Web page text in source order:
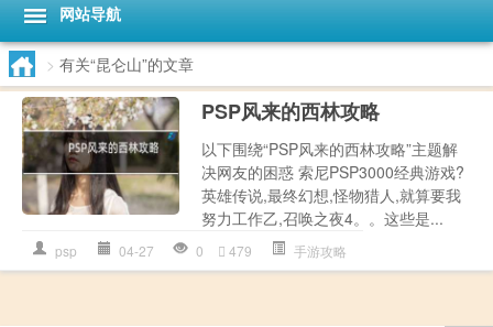
网站导航
> 有关“昆仑山”的文章
PSP风来的西林攻略
以下围绕“PSP风来的西林攻略”主题解
决网友的困惑 索尼PSP3000经典游戏?
英雄传说,最终幻想,怪物猎人,就算要我
努力工作乙,召唤之夜4。。这些是...
psp 04-27 0 479 手游攻略